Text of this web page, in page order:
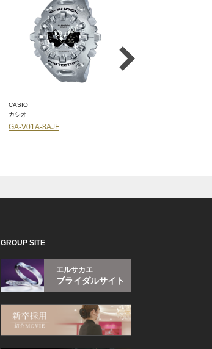
CASIO
カシオ
GA-V01A-8AJF
GROUP SITE
エルサカエ
ブライダルサイト